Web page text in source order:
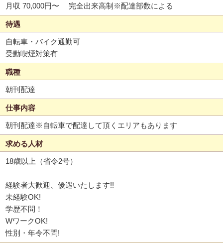
月収 70,000円〜 完全出来高制※配達部数による
待遇
自転車・バイク通勤可
受動喫煙対策有
職種
朝刊配達
仕事内容
朝刊配達※自転車で配達して頂くエリアもあります
求める人材
18歳以上（省令2号）
経験者大歓迎、優遇いたします!!
未経験OK!
学歴不問！
WワークOK!
性別・年令不問!